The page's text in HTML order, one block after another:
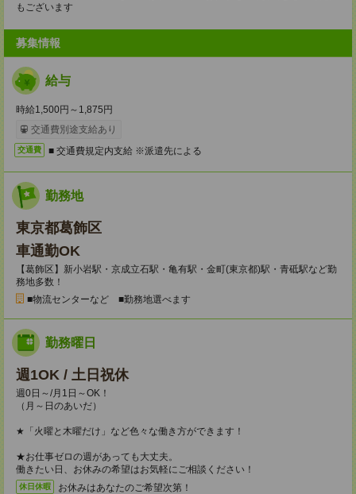
もございます
募集情報
給与
時給1,500円～1,875円
交通費別途支給あり
交通費 ■ 交通費規定内支給 ※派遣先による
勤務地
東京都葛飾区
車通勤OK
【葛飾区】新小岩駅・京成立石駅・亀有駅・金町(東京都)駅・青砥駅など勤
務地多数！
■物流センターなど ■勤務地選べます
勤務曜日
週1OK / 土日祝休
週0日～/月1日～OK！
（月～日のあいだ）
★「火曜と木曜だけ」など色々な働き方ができます！
★お仕事ゼロの週があっても大丈夫。
働きたい日、お休みの希望はお気軽にご相談ください！
休日休暇
お休みはあなたのご希望次第！